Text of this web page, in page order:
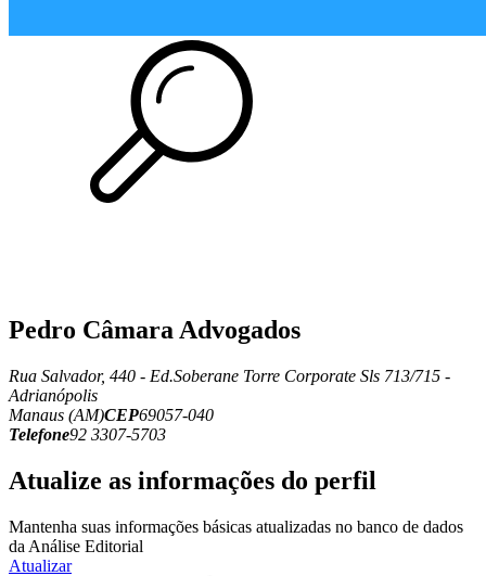
Pedro Câmara Advogados
Rua Salvador, 440 - Ed.Soberane Torre Corporate Sls 713/715 -
Adrianópolis
Manaus (AM)CEP69057-040
Telefone92 3307-5703
Atualize as informações do perfil
Mantenha suas informações básicas atualizadas no banco de dados
da Análise Editorial
Atualizar